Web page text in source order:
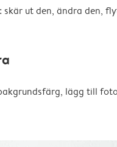
ut den, ändra den,
lägg till